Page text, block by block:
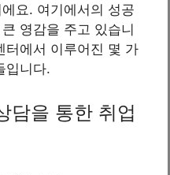
요. 여기에서의 성공
영감을 주고 있습니
터에서 이루어진 몇 가
입니다.
담을 통한 취업